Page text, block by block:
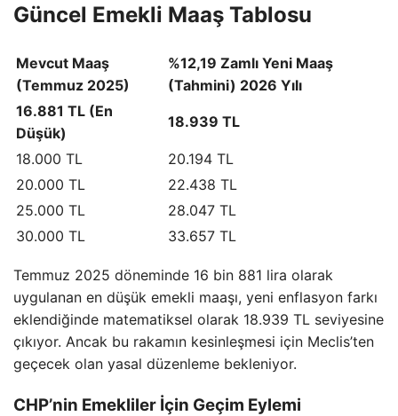
Güncel Emekli Maaş Tablosu
Mevcut Maaş
(Temmuz 2025)
%12,19 Zamlı Yeni Maaş
(Tahmini) 2026 Yılı
16.881 TL (En
Düşük)
18.939 TL
18.000 TL
20.194 TL
20.000 TL
22.438 TL
25.000 TL
28.047 TL
30.000 TL
33.657 TL
Temmuz 2025 döneminde 16 bin 881 lira olarak
uygulanan en düşük emekli maaşı, yeni enflasyon farkı
eklendiğinde matematiksel olarak 18.939 TL seviyesine
çıkıyor. Ancak bu rakamın kesinleşmesi için Meclis’ten
geçecek olan yasal düzenleme bekleniyor.
CHP’nin Emekliler İçin Geçim Eylemi